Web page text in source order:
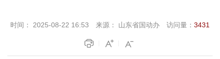
时间： 2025-08-22 16:53 来源： 山东省国动办 访问量： 3431